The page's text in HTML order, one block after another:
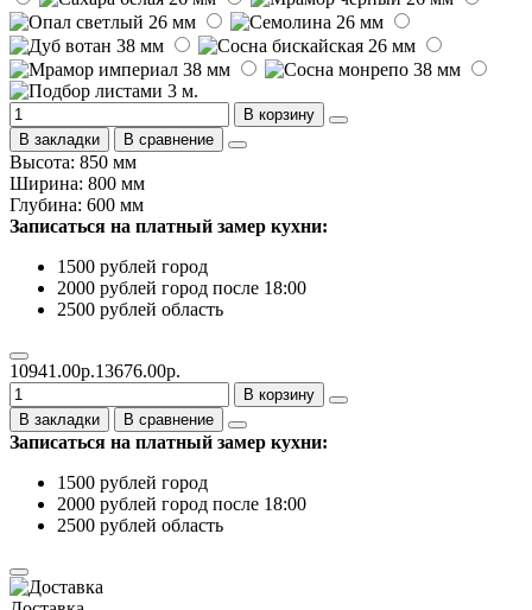
В корзину
В закладки
В сравнение
Высота: 850 мм
Ширина: 800 мм
Глубина: 600 мм
Записаться на платный замер кухни:
1500 рублей город
2000 рублей город после 18:00
2500 рублей область
10941.00р.13676.00р.
В корзину
В закладки
В сравнение
Записаться на платный замер кухни:
1500 рублей город
2000 рублей город после 18:00
2500 рублей область